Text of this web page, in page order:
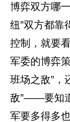
博弈双方哪
纽”双方都靠
控制，就要
军委的博弈
班场之敌”，
敌”——要知
军要多得多